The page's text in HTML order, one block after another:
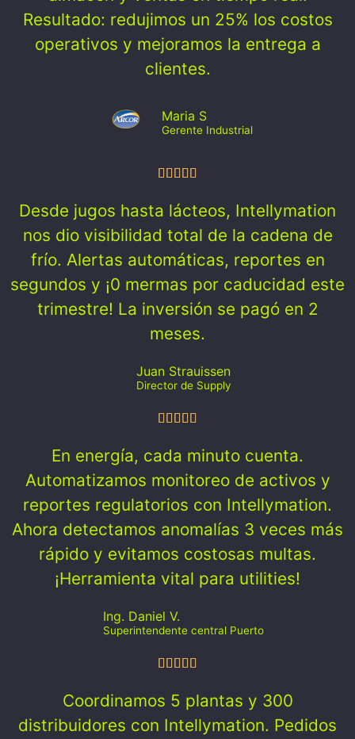
Resultado: redujimos un 25% los costos
operativos y mejoramos la entrega a
clientes.
Maria S
Gerente Industrial
Desde jugos hasta lácteos, Intellymation
nos dio visibilidad total de la cadena de
frío. Alertas automáticas, reportes en
segundos y ¡0 mermas por caducidad este
trimestre! La inversión se pagó en 2
meses.
Juan Strauissen
Director de Supply
En energía, cada minuto cuenta.
Automatizamos monitoreo de activos y
reportes regulatorios con Intellymation.
Ahora detectamos anomalías 3 veces más
rápido y evitamos costosas multas.
¡Herramienta vital para utilities!
Ing. Daniel V.
Superintendente central Puerto
Coordinamos 5 plantas y 300
distribuidores con Intellymation. Pedidos